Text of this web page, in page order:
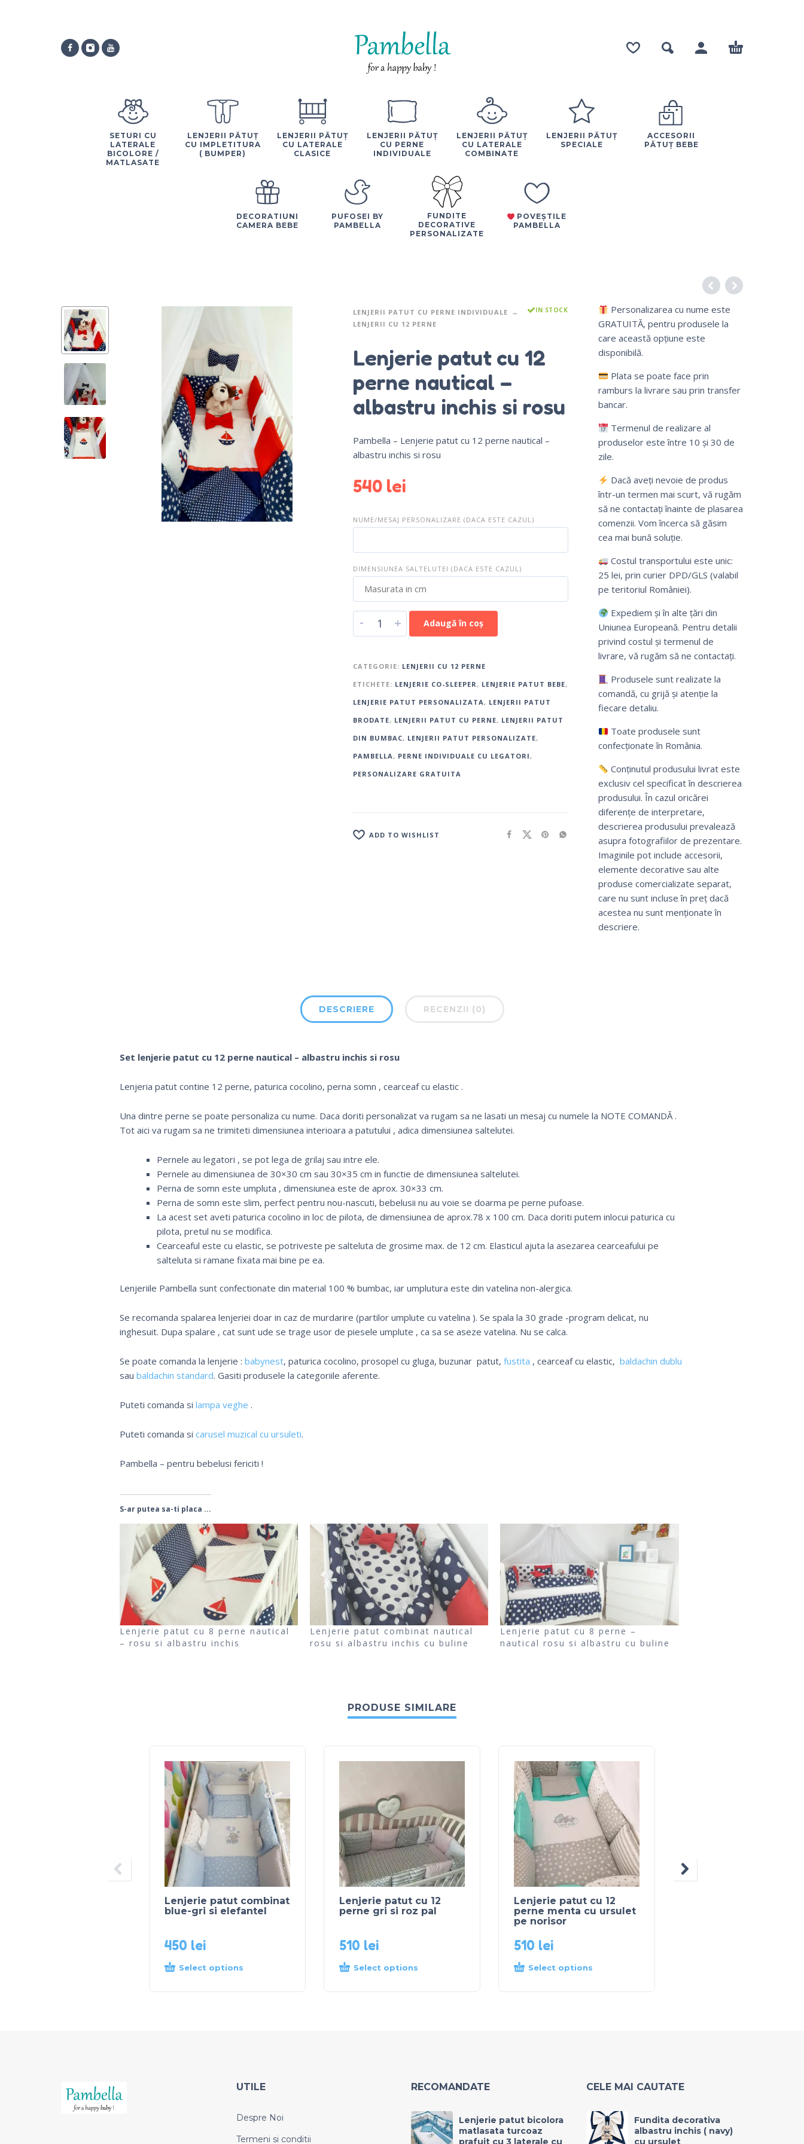
SETURI CU
LATERALE
BICOLORE /
MATLASATE
LENJERII PĂTUȚ
CU IMPLETITURA
( BUMPER)
LENJERII PĂTUȚ
CU LATERALE
CLASICE
LENJERII PĂTUȚ
CU PERNE
INDIVIDUALE
LENJERII PĂTUȚ
CU LATERALE
COMBINATE
LENJERII PĂTUȚ
SPECIALE
ACCESORII
PĂTUȚ BEBE
DECORATIUNI
CAMERA BEBE
PUFOSEI BY
PAMBELLA
FUNDITE
DECORATIVE
PERSONALIZATE
POVEȘTILE
PAMBELLA
LENJERII PATUT CU PERNE INDIVIDUALE
LENJERII CU 12 PERNE
IN STOCK
Lenjerie patut cu 12
perne nautical –
albastru inchis si rosu
Pambella – Lenjerie patut cu 12 perne nautical –
albastru inchis si rosu
540 lei
NUME/MESAJ PERSONALIZARE (DACA ESTE CAZUL)
DIMENSIUNEA SALTELUTEI (DACA ESTE CAZUL)
- + Adaugă în coș
CATEGORIE: LENJERII CU 12 PERNE
ETICHETE: LENJERIE CO-SLEEPER , LENJERIE PATUT BEBE,
LENJERIE PATUT PERSONALIZATA , LENJERII PATUT
BRODATE, LENJERII PATUT CU PERNE, LENJERII PATUT
DIN BUMBAC, LENJERII PATUT PERSONALIZATE,
PAMBELLA , PERNE INDIVIDUALE CU LEGATORI ,
PERSONALIZARE GRATUITA
ADD TO WISHLIST
Personalizarea cu nume este
GRATUITĂ, pentru produsele la
care această opțiune este
disponibilă.
Plata se poate face prin
ramburs la livrare sau prin transfer
bancar.
Termenul de realizare al
produselor este între 10 și 30 de
zile.
Dacă aveți nevoie de produs
într-un termen mai scurt, vă rugăm
să ne contactați înainte de plasarea
comenzii. Vom încerca să găsim
cea mai bună soluție.
Costul transportului este unic:
25 lei, prin curier DPD/GLS (valabil
pe teritoriul României).
Expediem și în alte țări din
Uniunea Europeană. Pentru detalii
privind costul și termenul de
livrare, vă rugăm să ne contactați.
Produsele sunt realizate la
comandă, cu grijă și atenție la
fiecare detaliu.
Toate produsele sunt
confecționate în România.
Conținutul produsului livrat este
exclusiv cel specificat în descrierea
produsului. În cazul oricărei
diferențe de interpretare,
descrierea produsului prevalează
asupra fotografiilor de prezentare.
Imaginile pot include accesorii,
elemente decorative sau alte
produse comercializate separat,
care nu sunt incluse în preț dacă
acestea nu sunt menționate în
descriere.
DESCRIERE RECENZII (0)
Set lenjerie patut cu 12 perne nautical – albastru inchis si rosu
Lenjeria patut contine 12 perne, paturica cocolino, perna somn , cearceaf cu elastic .
Una dintre perne se poate personaliza cu nume. Daca doriti personalizat va rugam sa ne lasati un mesaj cu numele la NOTE COMANDĂ .
Tot aici va rugam sa ne trimiteti dimensiunea interioara a patutului , adica dimensiunea saltelutei.
Pernele au legatori , se pot lega de grilaj sau intre ele.
Pernele au dimensiunea de 30×30 cm sau 30×35 cm in functie de dimensiunea saltelutei.
Perna de somn este umpluta , dimensiunea este de aprox. 30×33 cm.
Perna de somn este slim, perfect pentru nou-nascuti, bebelusii nu au voie se doarma pe perne pufoase.
La acest set aveti paturica cocolino in loc de pilota, de dimensiunea de aprox.78 x 100 cm. Daca doriti putem inlocui paturica cu
pilota, pretul nu se modifica.
Cearceaful este cu elastic, se potriveste pe salteluta de grosime max. de 12 cm. Elasticul ajuta la asezarea cearceafului pe
salteluta si ramane fixata mai bine pe ea.
Lenjeriile Pambella sunt confectionate din material 100 % bumbac, iar umplutura este din vatelina non-alergica.
Se recomanda spalarea lenjeriei doar in caz de murdarire (partilor umplute cu vatelina ). Se spala la 30 grade -program delicat, nu
inghesuit. Dupa spalare , cat sunt ude se trage usor de piesele umplute , ca sa se aseze vatelina. Nu se calca.
Se poate comanda la lenjerie : babynest, paturica cocolino, prosopel cu gluga, buzunar patut, fustita , cearceaf cu elastic, baldachin dublu
sau baldachin standard. Gasiti produsele la categoriile aferente.
Puteti comanda si lampa veghe .
Puteti comanda si carusel muzical cu ursuleti.
Pambella – pentru bebelusi fericiti !
S-ar putea sa-ti placa ...
Lenjerie patut cu 8 perne nautical
– rosu si albastru inchis
Lenjerie patut combinat nautical
rosu si albastru inchis cu buline
Lenjerie patut cu 8 perne –
nautical rosu si albastru cu buline
PRODUSE SIMILARE
Lenjerie patut combinat
blue-gri si elefantel
450 lei
Select options
Lenjerie patut cu 12
perne gri si roz pal
510 lei
Select options
Lenjerie patut cu 12
perne menta cu ursulet
pe norisor
510 lei
Select options
UTILE
Despre Noi
Termeni si conditii
RECOMANDATE
Lenjerie patut bicolora
matlasata turcoaz
CELE MAI CAUTATE
Fundita decorativa
albastru inchis ( navy)